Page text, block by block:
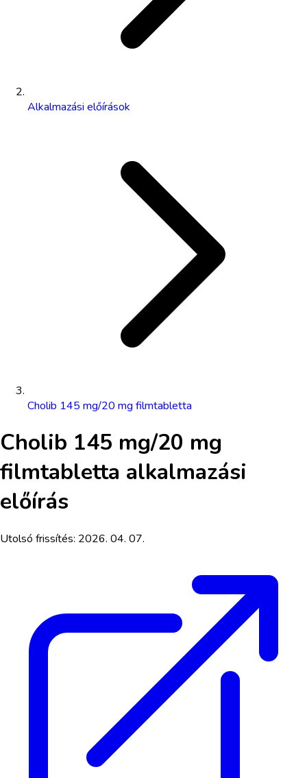
Alkalmazási előírások
Cholib 145 mg/20 mg filmtabletta
Cholib 145 mg/20 mg
filmtabletta alkalmazási
előírás
Utolsó frissítés: 2026. 04. 07.